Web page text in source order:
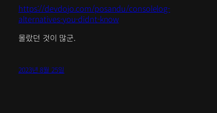
https://devdojo.com/posandu/consolelog-
alternatives-you-didnt-know
몰랐던 것이 많군.
2023년 8월 25일